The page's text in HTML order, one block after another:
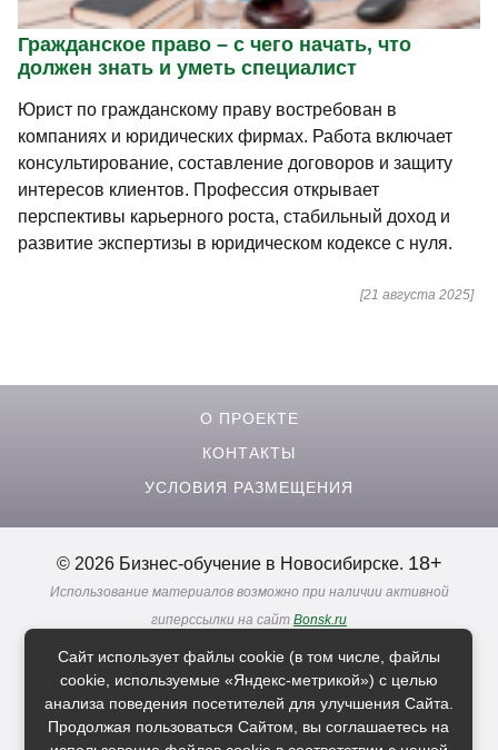
Гражданское право – с чего начать, что
должен знать и уметь специалист
Юрист по гражданскому праву востребован в
компаниях и юридических фирмах. Работа включает
консультирование, составление договоров и защиту
интересов клиентов. Профессия открывает
перспективы карьерного роста, стабильный доход и
развитие экспертизы в юридическом кодексе с нуля.
[21 августа 2025]
О ПРОЕКТЕ
КОНТАКТЫ
УСЛОВИЯ РАЗМЕЩЕНИЯ
© 2026 Бизнес-обучение в Новосибирске. 18+
Использование материалов возможно при наличии активной
гиперссылки на сайт Bonsk.ru
Политика в отношении
обработки персональных данных
Расскажи друзьям о нас
Сайт использует файлы cookie (в том числе, файлы
cookie, используемые «Яндекс-метрикой») с целью
анализа поведения посетителей для улучшения Сайта.
Продолжая пользоваться Сайтом, вы соглашаетесь на